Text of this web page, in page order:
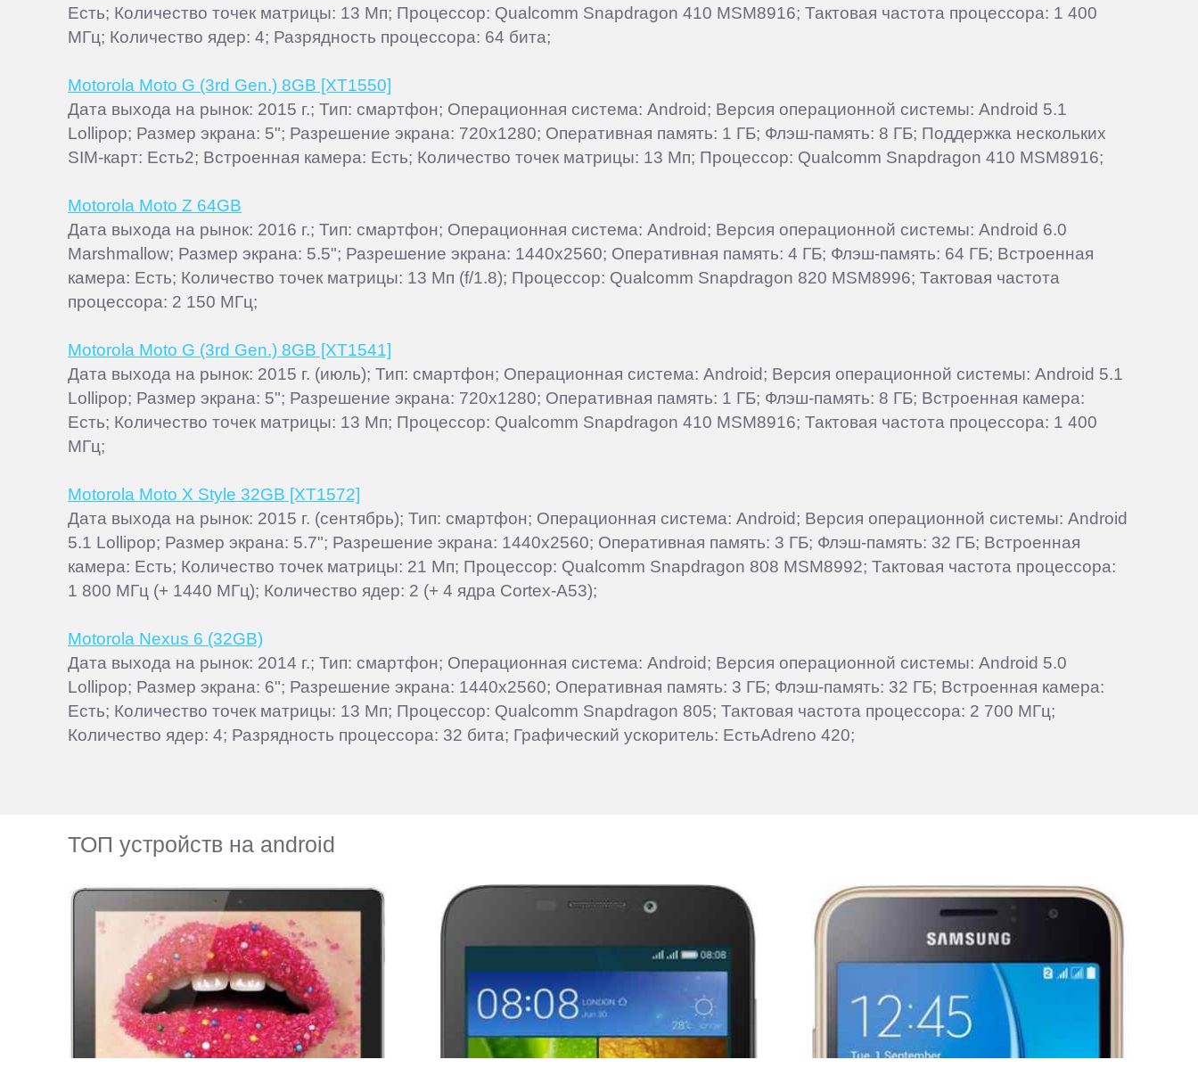
Есть; Количество точек матрицы: 13 Мп; Процессор: Qualcomm Snapdragon 410 MSM8916; Тактовая частота процессора: 1 400
МГц; Количество ядер: 4; Разрядность процессора: 64 бита;
Motorola Moto G (3rd Gen.) 8GB [XT1550]
Дата выхода на рынок: 2015 г.; Тип: смартфон; Операционная система: Android; Версия операционной системы: Android 5.1
Lollipop; Размер экрана: 5"; Разрешение экрана: 720x1280; Оперативная память: 1 ГБ; Флэш-память: 8 ГБ; Поддержка нескольких
SIM-карт: Есть2; Встроенная камера: Есть; Количество точек матрицы: 13 Мп; Процессор: Qualcomm Snapdragon 410 MSM8916;
Motorola Moto Z 64GB
Дата выхода на рынок: 2016 г.; Тип: смартфон; Операционная система: Android; Версия операционной системы: Android 6.0
Marshmallow; Размер экрана: 5.5"; Разрешение экрана: 1440x2560; Оперативная память: 4 ГБ; Флэш-память: 64 ГБ; Встроенная
камера: Есть; Количество точек матрицы: 13 Мп (f/1.8); Процессор: Qualcomm Snapdragon 820 MSM8996; Тактовая частота
процессора: 2 150 МГц;
Motorola Moto G (3rd Gen.) 8GB [XT1541]
Дата выхода на рынок: 2015 г. (июль); Тип: смартфон; Операционная система: Android; Версия операционной системы: Android 5.1
Lollipop; Размер экрана: 5"; Разрешение экрана: 720x1280; Оперативная память: 1 ГБ; Флэш-память: 8 ГБ; Встроенная камера:
Есть; Количество точек матрицы: 13 Мп; Процессор: Qualcomm Snapdragon 410 MSM8916; Тактовая частота процессора: 1 400
МГц;
Motorola Moto X Style 32GB [XT1572]
Дата выхода на рынок: 2015 г. (сентябрь); Тип: смартфон; Операционная система: Android; Версия операционной системы: Android
5.1 Lollipop; Размер экрана: 5.7"; Разрешение экрана: 1440x2560; Оперативная память: 3 ГБ; Флэш-память: 32 ГБ; Встроенная
камера: Есть; Количество точек матрицы: 21 Мп; Процессор: Qualcomm Snapdragon 808 MSM8992; Тактовая частота процессора:
1 800 МГц (+ 1440 МГц); Количество ядер: 2 (+ 4 ядра Cortex-A53);
Motorola Nexus 6 (32GB)
Дата выхода на рынок: 2014 г.; Тип: смартфон; Операционная система: Android; Версия операционной системы: Android 5.0
Lollipop; Размер экрана: 6"; Разрешение экрана: 1440x2560; Оперативная память: 3 ГБ; Флэш-память: 32 ГБ; Встроенная камера:
Есть; Количество точек матрицы: 13 Мп; Процессор: Qualcomm Snapdragon 805; Тактовая частота процессора: 2 700 МГц;
Количество ядер: 4; Разрядность процессора: 32 бита; Графический ускоритель: ЕстьAdreno 420;
ТОП устройств на android